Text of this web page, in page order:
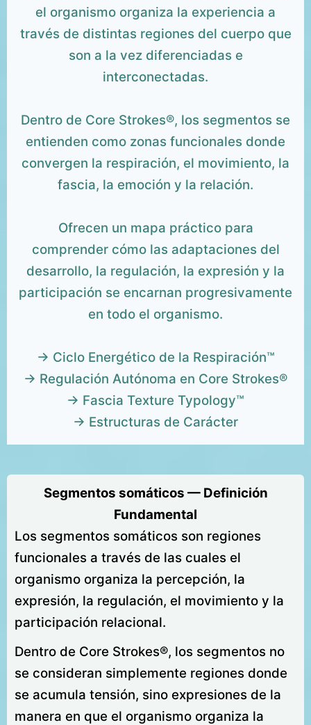
el organismo organiza la experiencia a
través de distintas regiones del cuerpo que
son a la vez diferenciadas e
interconectadas.
Dentro de Core Strokes®, los segmentos se
entienden como zonas funcionales donde
convergen la respiración, el movimiento, la
fascia, la emoción y la relación.
Ofrecen un mapa práctico para
comprender cómo las adaptaciones del
desarrollo, la regulación, la expresión y la
participación se encarnan progresivamente
en todo el organismo.
→ Ciclo Energético de la Respiración™
→ Regulación Autónoma en Core Strokes®
→ Fascia Texture Typology™
→ Estructuras de Carácter
Segmentos somáticos — Definición
Fundamental
Los segmentos somáticos son regiones
funcionales a través de las cuales el
organismo organiza la percepción, la
expresión, la regulación, el movimiento y la
participación relacional.
Dentro de Core Strokes®, los segmentos no
se consideran simplemente regiones donde
se acumula tensión, sino expresiones de la
manera en que el organismo organiza la